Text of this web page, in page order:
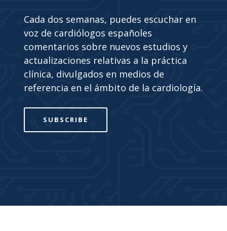
Cada dos semanas, puedes escuchar en
voz de cardiólogos españoles
comentarios sobre nuevos estudios y
actualizaciones relativas a la práctica
clínica, divulgados en medios de
referencia en el ámbito de la cardiología.
SUBSCRIBE